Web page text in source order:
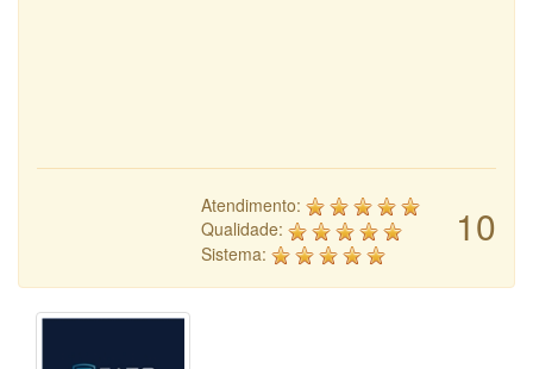
10
Atendimento:
Qualidade:
Sistema: